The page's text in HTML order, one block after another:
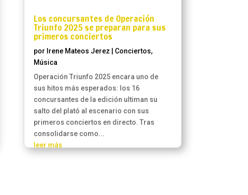
Los concursantes de Operación
Triunfo 2025 se preparan para sus
primeros conciertos
por Irene Mateos Jerez Conciertos,
Música
Operación Triunfo 2025 encara uno de
sus hitos más esperados: los 16
concursantes de la edición ultiman su
salto del plató al escenario con sus
primeros conciertos en directo. Tras
consolidarse como...
leer más